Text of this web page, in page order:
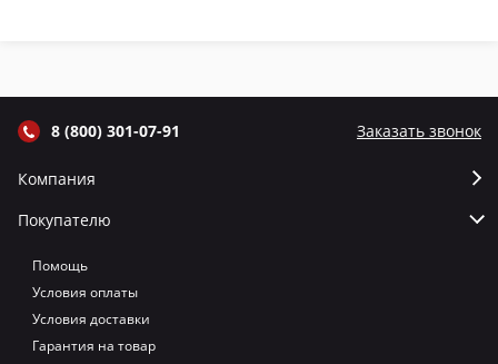
8 (800) 301-07-91 Заказать звонок
Компания
Покупателю
Помощь
Условия оплаты
Условия доставки
Гарантия на товар